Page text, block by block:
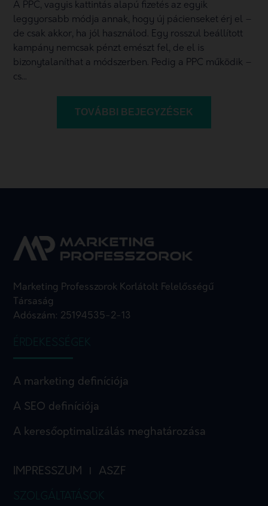
A PPC, vagyis kattintás alapú fizetés az egyik
leggyorsabb módja annak, hogy új pácienseket érj el –
de csak akkor, ha jól használod. Egy rosszul beállított
kampány nemcsak pénzt emészt fel, de el is
bizonytalaníthat a módszerben. Pedig a PPC működik –
cs...
TOVÁBBI BEJEGYZÉSEK
Marketing Professzorok Korlátolt Felelősségű
Társaság
Adószám: 25194535-2-13
ÉRDEKESSÉGEK
A marketing definíciója
A SEO definíciója
A keresőoptimalizálás meghatározása
IMPRESSZUM ASZF
SZOLGÁLTATÁSOK